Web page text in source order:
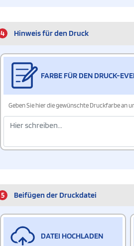
4 Hinweis für den Druck
FARBE FÜR DEN DRUCK-
Geben Sie hier die gewünschte Druckfarbe an
5 Beifügen der Druckdatei
DATEI HOCHLADEN